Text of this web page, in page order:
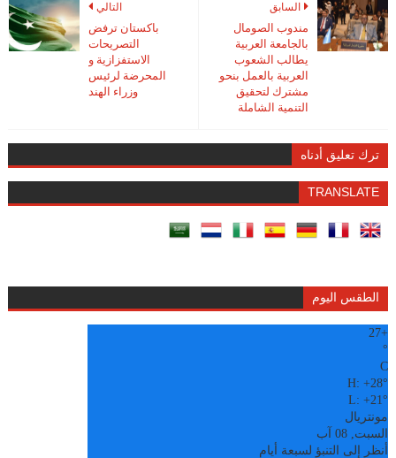
التالي
باكستان ترفض
التصريحات
الاستفزازية و
المحرضة لرئيس
وزراء الهند
السابق
مندوب الصومال
بالجامعة العربية
يطالب الشعوب
العربية بالعمل بنحو
مشترك لتحقيق
التنمية الشاملة
ترك تعليق أدناه
TRANSLATE
الطقس اليوم
+
27
°
C
H:+28°
L:+21°
مونتريال
السبت, 08 آب
أنظر إلى التنبؤ لسبعة أيام